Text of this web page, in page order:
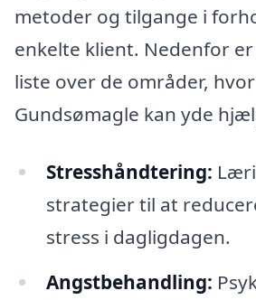
metoder og tilgange i
enkelte klient. Nedenfor
liste over de områder,
Gundsømagle kan yde
Stresshåndtering:
strategier til at
stress i dagligdagen.
Angstbehandling: